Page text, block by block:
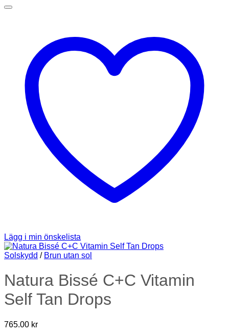
Lägg i min önskelista
Solskydd / Brun utan sol
Natura Bissé C+C Vitamin
Self Tan Drops
765.00 kr